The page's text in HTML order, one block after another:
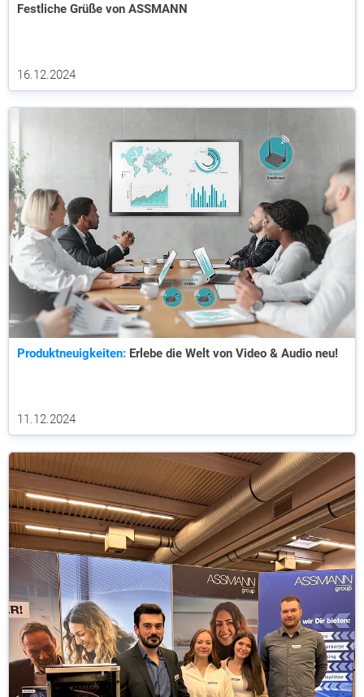
Festliche Grüße von ASSMANN
16.12.2024
Produktneuigkeiten: Erlebe die Welt von Video & Audio neu!
11.12.2024